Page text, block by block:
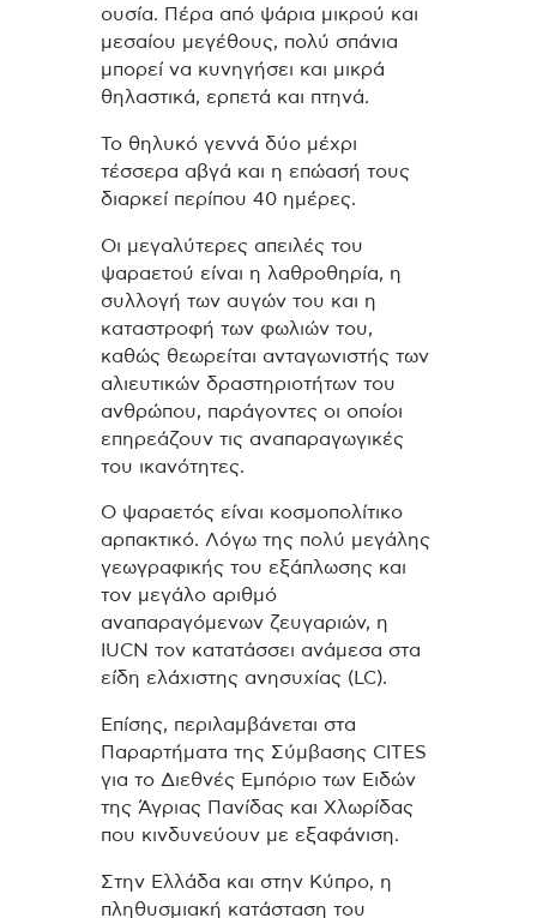
ουσία. Πέρα από ψάρια μικρού και
μεσαίου μεγέθους, πολύ σπάνια
μπορεί να κυνηγήσει και μικρά
θηλαστικά, ερπετά και πτηνά.
Το θηλυκό γεννά δύο μέχρι
τέσσερα αβγά και η επώασή τους
διαρκεί περίπου 40 ημέρες.
Οι μεγαλύτερες απειλές του
ψαραετού είναι η λαθροθηρία, η
συλλογή των αυγών του και η
καταστροφή των φωλιών του,
καθώς θεωρείται ανταγωνιστής των
αλιευτικών δραστηριοτήτων του
ανθρώπου, παράγοντες οι οποίοι
επηρεάζουν τις αναπαραγωγικές
του ικανότητες.
Ο ψαραετός είναι κοσμοπολίτικο
αρπακτικό. Λόγω της πολύ μεγάλης
γεωγραφικής του εξάπλωσης και
τον μεγάλο αριθμό
αναπαραγόμενων ζευγαριών, η
IUCN τον κατατάσσει ανάμεσα στα
είδη ελάχιστης ανησυχίας (LC).
Επίσης, περιλαμβάνεται στα
Παραρτήματα της Σύμβασης CITES
για το Διεθνές Εμπόριο των Ειδών
της Άγριας Πανίδας και Χλωρίδας
που κινδυνεύουν με εξαφάνιση.
Στην Ελλάδα και στην Κύπρο, η
πληθυσμιακή κατάσταση του